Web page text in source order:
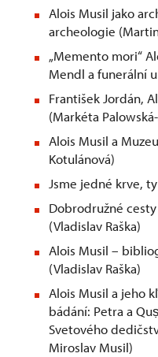
Alois Musil jako
archeologie
„Memento mori“
Mendl a funerální
František Jordán,
(Markéta
Alois Musil a
Kotulánová)
Jsme jedné krve,
Dobrodružné
(Vladislav Raška)
Alois Musil –
(Vladislav Raška)
Alois Musil a jeho
bádání: Petra a
Svetového
Miroslav Musil)